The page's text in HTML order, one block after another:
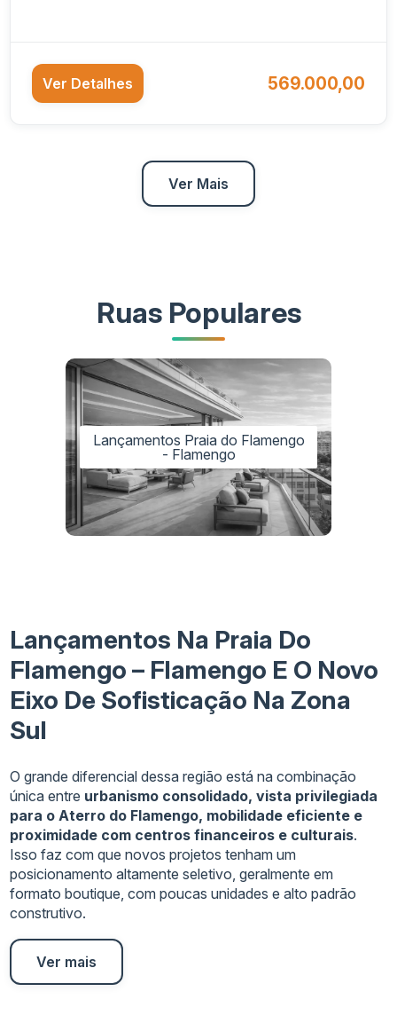
Ver Detalhes 569.000,00
Ver Mais
Ruas Populares
Lançamentos Praia do Flamengo
- Flamengo
Lançamentos Na Praia Do
Flamengo – Flamengo E O Novo
Eixo De Sofisticação Na Zona
Sul
O grande diferencial dessa região está na combinação
única entre urbanismo consolidado, vista privilegiada
para o Aterro do Flamengo, mobilidade eficiente e
proximidade com centros financeiros e culturais.
Isso faz com que novos projetos tenham um
posicionamento altamente seletivo, geralmente em
formato boutique, com poucas unidades e alto padrão
construtivo.
Ver mais